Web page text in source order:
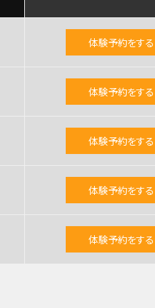
体験予約をする
体験予約をする
体験予約をする
体験予約をする
体験予約をする